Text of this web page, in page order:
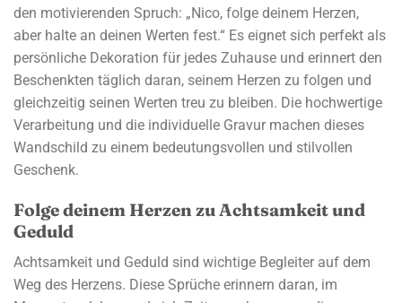
den motivierenden Spruch: „Nico, folge deinem Herzen,
aber halte an deinen Werten fest.“ Es eignet sich perfekt als
persönliche Dekoration für jedes Zuhause und erinnert den
Beschenkten täglich daran, seinem Herzen zu folgen und
gleichzeitig seinen Werten treu zu bleiben. Die hochwertige
Verarbeitung und die individuelle Gravur machen dieses
Wandschild zu einem bedeutungsvollen und stilvollen
Geschenk.
Folge deinem Herzen zu Achtsamkeit und
Geduld
Achtsamkeit und Geduld sind wichtige Begleiter auf dem
Weg des Herzens. Diese Sprüche erinnern daran, im